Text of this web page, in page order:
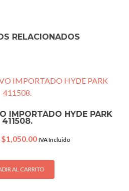
RELACIONADOS
IMPORTADO HYDE PARK
411508.
Original
was:
$1,500.00.
$1,050.00Current
is:
$1,050.00.
IVA Incluido
AL CARRITO